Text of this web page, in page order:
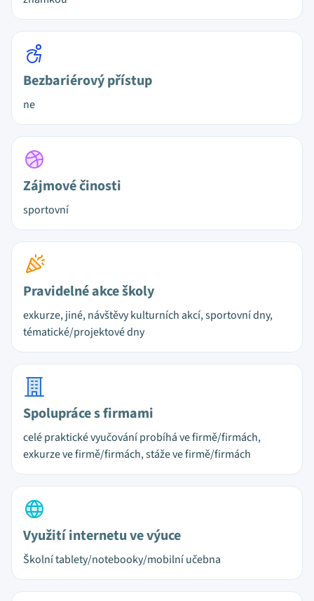
Bezbariérový přístup
ne
Zájmové činosti
sportovní
Pravidelné akce školy
exkurze, jiné, návštěvy kulturních akcí, sportovní dny,
tématické/projektové dny
Spolupráce s firmami
celé praktické vyučování probíhá ve firmě/firmách,
exkurze ve firmě/firmách, stáže ve firmě/firmách
Využití internetu ve výuce
Školní tablety/notebooky/mobilní učebna